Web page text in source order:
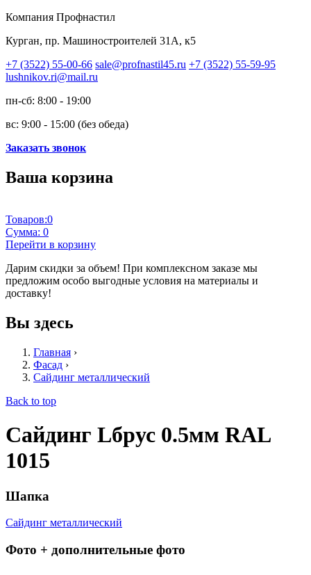
Компания Профнастил
Курган, пр. Машиностроителей 31А, к5
+7 (3522) 55-00-66 sale@profnastil45.ru +7 (3522) 55-59-95
lushnikov.ri@mail.ru
пн-сб: 8:00 - 19:00
вс: 9:00 - 15:00 (без обеда)
Заказать звонок
Ваша корзина
Товаров:0
Сумма: 0
Перейти в корзину
Дарим скидки за объем! При комплексном заказе мы
предложим особо выгодные условия на материалы и
доставку!
Вы здесь
Главная ›
Фасад ›
Сайдинг металлический
Back to top
Сайдинг Lбрус 0.5мм RAL
1015
Шапка
Сайдинг металлический
Фото + дополнительные фото